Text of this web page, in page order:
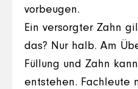
vorbeugen.
Ein versorgter Zahn
das? Nur halb. Am
Füllung und Zahn
entstehen. Fachleute